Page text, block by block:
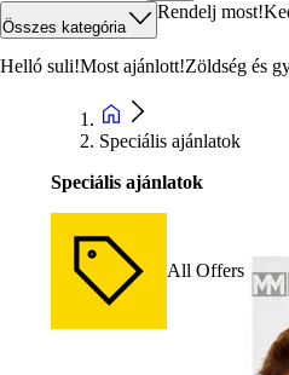
Összes kategória
Rendelj most!
Helló suli!Most ajánlott!Zöldség és
Speciális ajánlatok
Speciális ajánlatok
All Offers